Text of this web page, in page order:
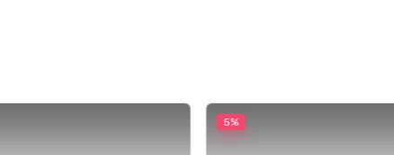
5%